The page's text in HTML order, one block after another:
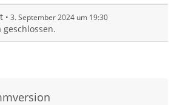
3. September 2024 um 19:30
geschlossen.